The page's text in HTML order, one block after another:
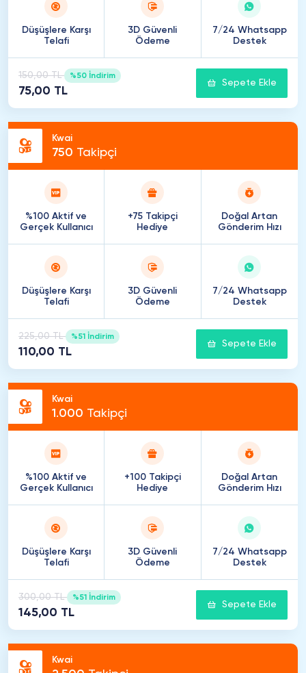
Düşüşlere Karşı
Telafi
3D Güvenli
Ödeme
7/24 Whatsapp
Destek
150,00 TL %50 İndirim
75,00 TL
Sepete Ekle
Kwai
750 Takipçi
%100 Aktif ve
Gerçek Kullanıcı
+75 Takipçi
Hediye
Doğal Artan
Gönderim Hızı
Düşüşlere Karşı
Telafi
3D Güvenli
Ödeme
7/24 Whatsapp
Destek
225,00 TL %51 İndirim
110,00 TL
Sepete Ekle
Kwai
1 .000 Takipçi
%100 Aktif ve
Gerçek Kullanıcı
+100 Takipçi
Hediye
Doğal Artan
Gönderim Hızı
Düşüşlere Karşı
Telafi
3D Güvenli
Ödeme
7/24 Whatsapp
Destek
300,00 TL %51 İndirim
145,00 TL
Sepete Ekle
Kwai